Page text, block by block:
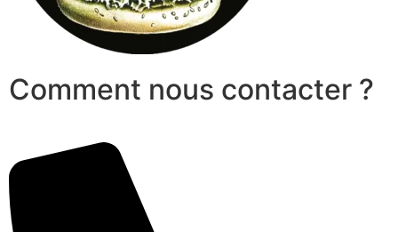
Comment nous contacter ?